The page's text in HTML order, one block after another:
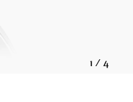
1 / 4